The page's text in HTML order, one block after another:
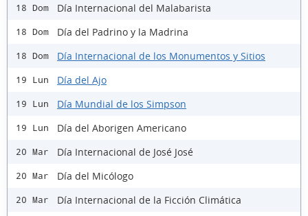
18 Dom Día Internacional del Malabarista
18 Dom Día del Padrino y la Madrina
18 Dom Día Internacional de los Monumentos y Sitios
19 Lun Día del Ajo
19 Lun Día Mundial de los Simpson
19 Lun Día del Aborigen Americano
20 Mar Día Internacional de José José
20 Mar Día del Micólogo
20 Mar Día Internacional de la Ficción Climática